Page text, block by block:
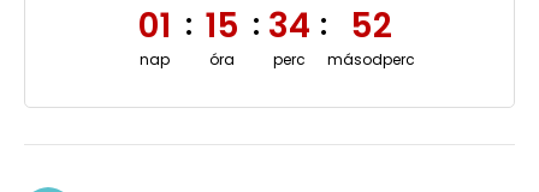
01
nap
: 15
óra
: 34
perc
: 52
másodperc